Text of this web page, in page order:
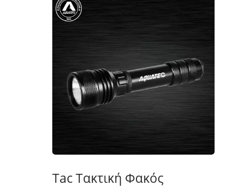
Tac Τακτική Φακός